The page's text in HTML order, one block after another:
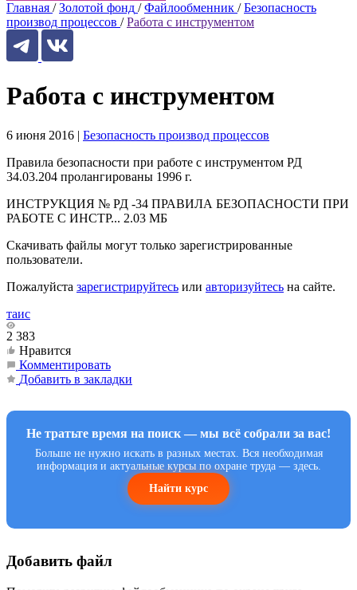
Главная / Золотой фонд / Файлообменник / Безопасность
производ процессов / Работа с инструментом
Работа с инструментом
6 июня 2016 | Безопасность производ процессов
Правила безопасности при работе с инструментом РД
34.03.204 пролангированы 1996 г.
ИНСТРУКЦИЯ № РД -34 ПРАВИЛА БЕЗОПАСНОСТИ ПРИ
РАБОТЕ С ИНСТР... 2.03 МБ
Скачивать файлы могут только зарегистрированные
пользователи.
Пожалуйста зарегистрируйтесь или авторизуйтесь на сайте.
таис
2 383
Нравится
Комментировать
Добавить в закладки
Не тратьте время на поиск — мы всё собрали за вас!
Больше не нужно искать в разных местах. Вся необходимая
информация и актуальные курсы по охране труда — здесь.
Найти курс
Добавить файл